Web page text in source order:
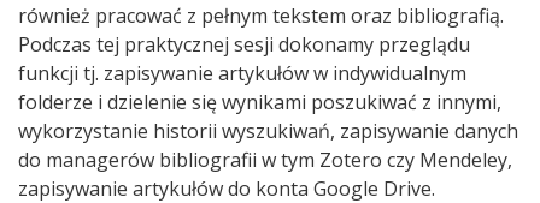
również pracować z pełnym tekstem oraz bibliografią.
Podczas tej praktycznej sesji dokonamy przeglądu
funkcji tj. zapisywanie artykułów w indywidualnym
folderze i dzielenie się wynikami poszukiwać z innymi,
wykorzystanie historii wyszukiwań, zapisywanie danych
do managerów bibliografii w tym Zotero czy Mendeley,
zapisywanie artykułów do konta Google Drive.